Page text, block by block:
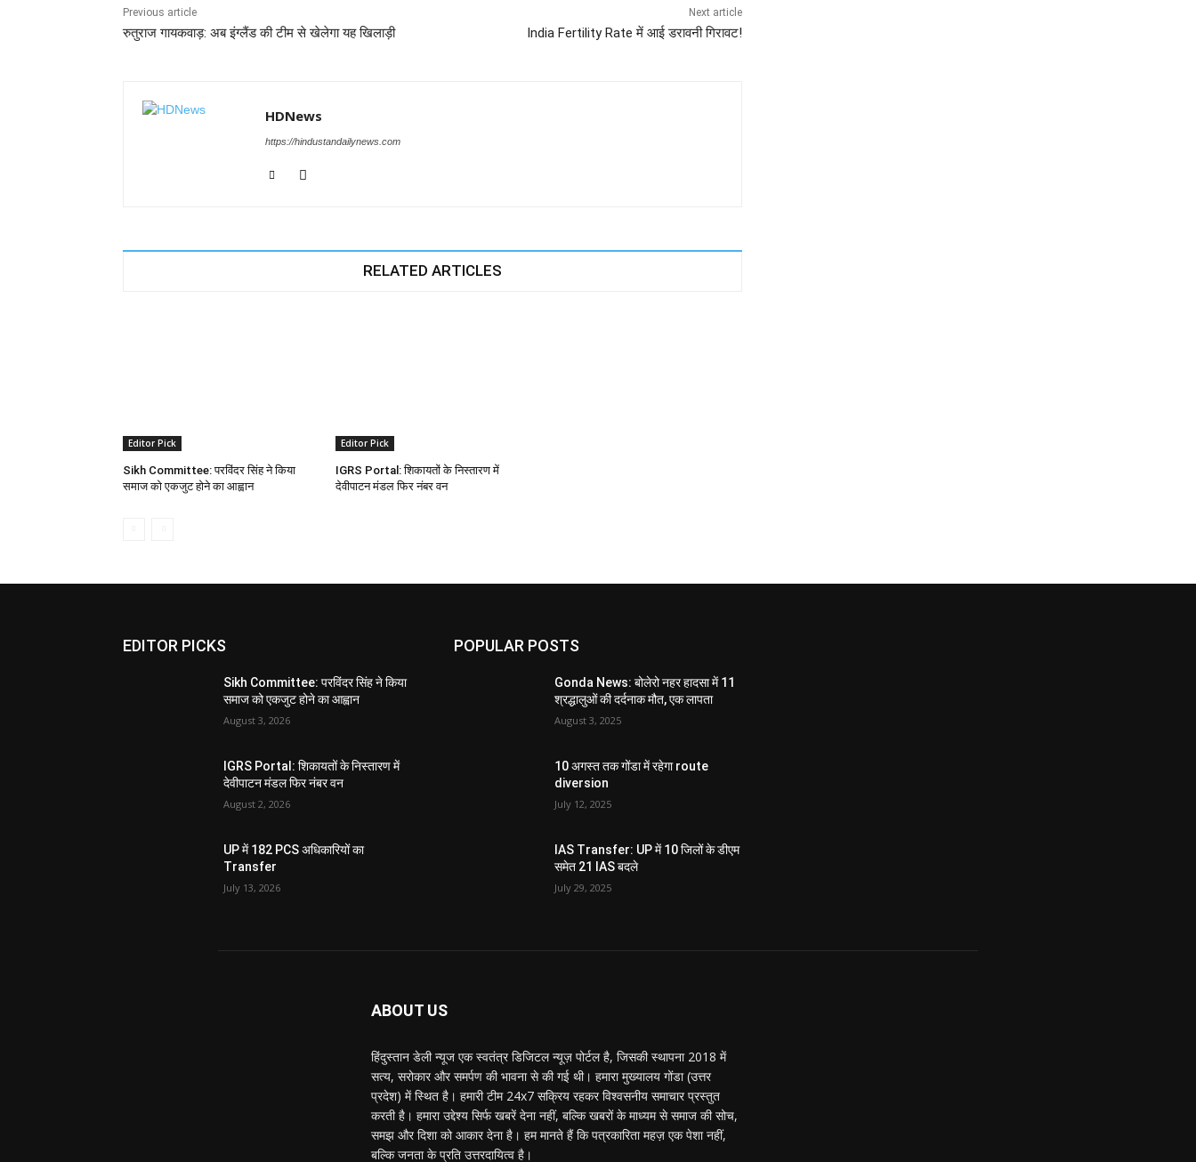
o
k
p
er
Previous article
रुतुराज गायकवाड़: अब इंग्लैंड की टीम से खेलेगा यह खिलाड़ी
Next article
India Fertility Rate में आई डरावनी गिरावट!
HDNews
https://hindustandailynews.com
RELATED ARTICLES
Editor Pick
Sikh Committee: परविंदर सिंह ने किया
समाज को एकजुट होने का आह्वान
Editor Pick
IGRS Portal: शिकायतों के निस्तारण में
देवीपाटन मंडल फिर नंबर वन
EDITOR PICKS
Sikh Committee: परविंदर सिंह ने किया
समाज को एकजुट होने का आह्वान
August 3, 2026
IGRS Portal: शिकायतों के निस्तारण में
देवीपाटन मंडल फिर नंबर वन
August 2, 2026
UP में 182 PCS अधिकारियों का
Transfer
July 13, 2026
POPULAR POSTS
Gonda News: बोलेरो नहर हादसा में 11
श्रद्धालुओं की दर्दनाक मौत, एक लापता
August 3, 2025
10 अगस्त तक गोंडा में रहेगा route
diversion
July 12, 2025
IAS Transfer: UP में 10 जिलों के डीएम
समेत 21 IAS बदले
July 29, 2025
ABOUT US
हिंदुस्तान डेली न्यूज एक स्वतंत्र डिजिटल न्यूज़ पोर्टल है, जिसकी स्थापना 2018 में
सत्य, सरोकार और समर्पण की भावना से की गई थी। हमारा मुख्यालय गोंडा (उत्तर
प्रदेश) में स्थित है। हमारी टीम 24x7 सक्रिय रहकर विश्वसनीय समाचार प्रस्तुत
करती है। हमारा उद्देश्य सिर्फ खबरें देना नहीं, बल्कि खबरों के माध्यम से समाज की सोच,
समझ और दिशा को आकार देना है। हम मानते हैं कि पत्रकारिता महज़ एक पेशा नहीं,
बल्कि जनता के प्रति उत्तरदायित्व है।